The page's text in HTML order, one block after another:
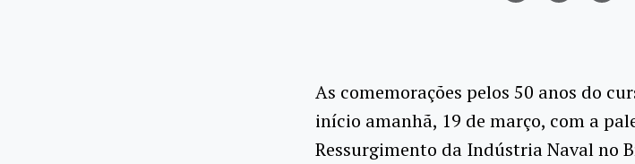
As comemorações pelos 50 anos do
início amanhã, 19 de março, com a
Ressurgimento da Indústria Naval no